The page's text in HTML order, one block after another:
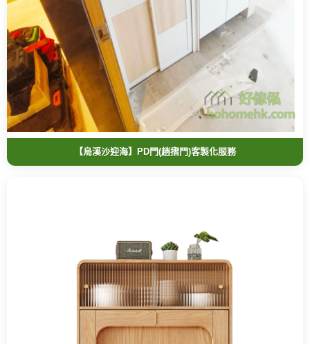
【烏溪沙迎海】PD門(趟摺門)客製化服務